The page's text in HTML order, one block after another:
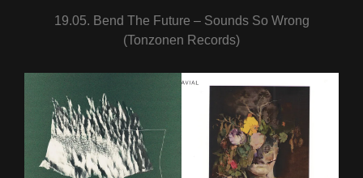
19.05. Bend The Future – Sounds So Wrong
(Tonzonen Records)